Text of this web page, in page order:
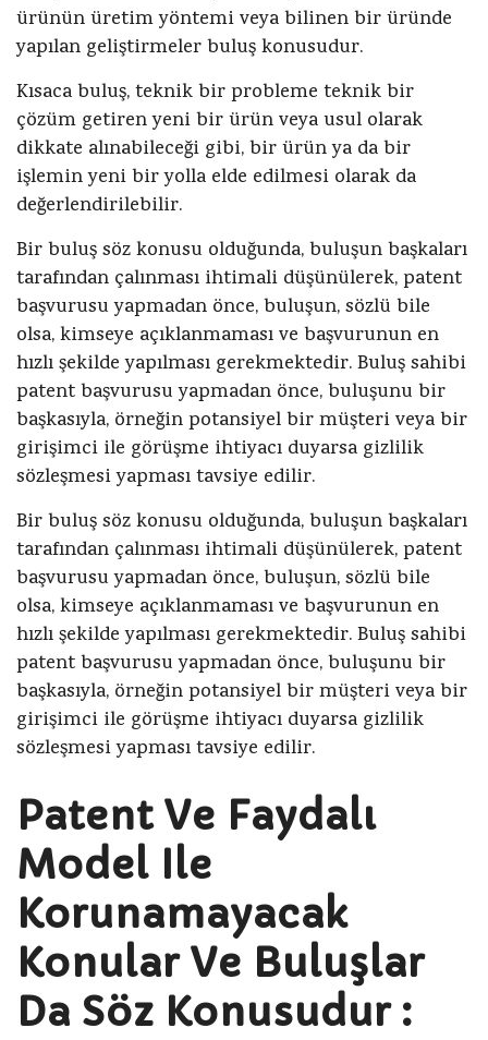
ürünün üretim yöntemi veya bilinen bir üründe
yapılan geliştirmeler buluş konusudur.
Kısaca buluş, teknik bir probleme teknik bir
çözüm getiren yeni bir ürün veya usul olarak
dikkate alınabileceği gibi, bir ürün ya da bir
işlemin yeni bir yolla elde edilmesi olarak da
değerlendirilebilir.
Bir buluş söz konusu olduğunda, buluşun başkaları
tarafından çalınması ihtimali düşünülerek, patent
başvurusu yapmadan önce, buluşun, sözlü bile
olsa, kimseye açıklanmaması ve başvurunun en
hızlı şekilde yapılması gerekmektedir. Buluş sahibi
patent başvurusu yapmadan önce, buluşunu bir
başkasıyla, örneğin potansiyel bir müşteri veya bir
girişimci ile görüşme ihtiyacı duyarsa gizlilik
sözleşmesi yapması tavsiye edilir.
Bir buluş söz konusu olduğunda, buluşun başkaları
tarafından çalınması ihtimali düşünülerek, patent
başvurusu yapmadan önce, buluşun, sözlü bile
olsa, kimseye açıklanmaması ve başvurunun en
hızlı şekilde yapılması gerekmektedir. Buluş sahibi
patent başvurusu yapmadan önce, buluşunu bir
başkasıyla, örneğin potansiyel bir müşteri veya bir
girişimci ile görüşme ihtiyacı duyarsa gizlilik
sözleşmesi yapması tavsiye edilir.
Patent Ve Faydalı
Model Ile
Korunamayacak
Konular Ve Buluşlar
Da Söz Konusudur :